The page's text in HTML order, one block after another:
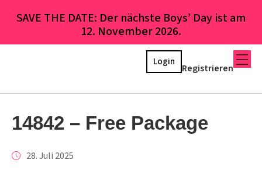
SAVE THE DATE: Der nächste Boys’ Day ist am
12. November 2026.
Registrieren
Login
14842 – Free Package
28. Juli 2025